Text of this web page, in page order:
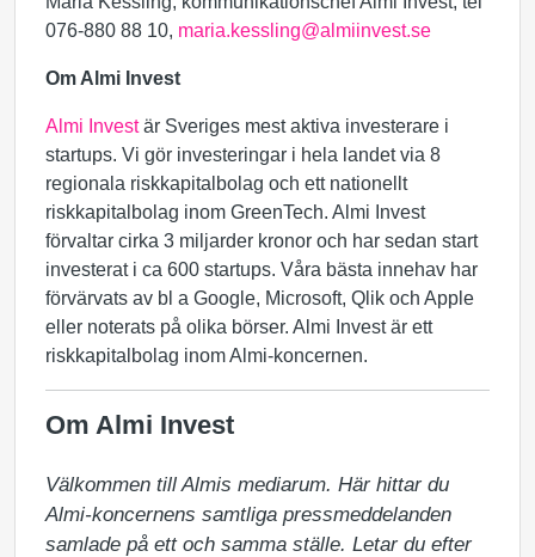
076-880 88 10, maria.kessling@almiinvest.se
Om Almi Invest
Almi Investär Sveriges mest aktiva investerare i
startups. Vi gör investeringar i hela landet via 8
regionala riskkapitalbolag och ett nationellt
riskkapitalbolag inom GreenTech. Almi Invest
förvaltar cirka 3 miljarder kronor och har sedan start
investerat i ca 600 startups. Våra bästa innehav har
förvärvats av bl a Google, Microsoft, Qlik och Apple
eller noterats på olika börser. Almi Invest är ett
riskkapitalbolag inom Almi-koncernen.
Om Almi Invest
Välkommen till Almis mediarum. Här hittar du
Almi-koncernens samtliga pressmeddelanden
samlade på ett och samma ställe. Letar du efter